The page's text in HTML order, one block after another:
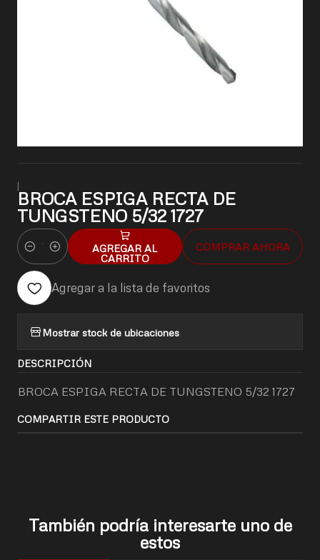
|
BROCA ESPIGA RECTA DE
TUNGSTENO 5/32 1727
Cantidad
AGREGAR AL
CARRITO
COMPRAR AHORA
Agregar a la lista de favoritos
Mostrar stock de ubicaciones
DESCRIPCIÓN
BROCA ESPIGA RECTA DE TUNGSTENO 5/32 1727
COMPARTIR ESTE PRODUCTO
También podría interesarte uno de
estos